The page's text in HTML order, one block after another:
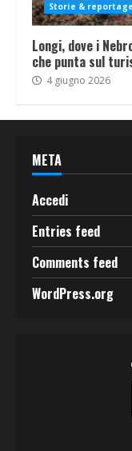
Storie & reportage
Longi, dove i
che punta sul
4 giugno 2026
META
Accedi
Entries feed
Comments feed
WordPress.org